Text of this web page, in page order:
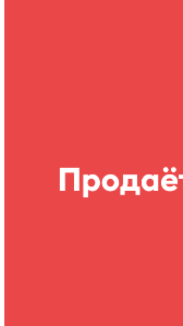
Park Cinema Amburan